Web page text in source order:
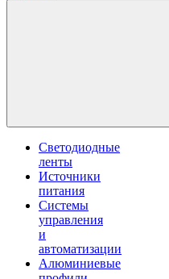
Светодиодные
ленты
Источники
питания
Системы
управления
и
автоматизации
Алюминиевые